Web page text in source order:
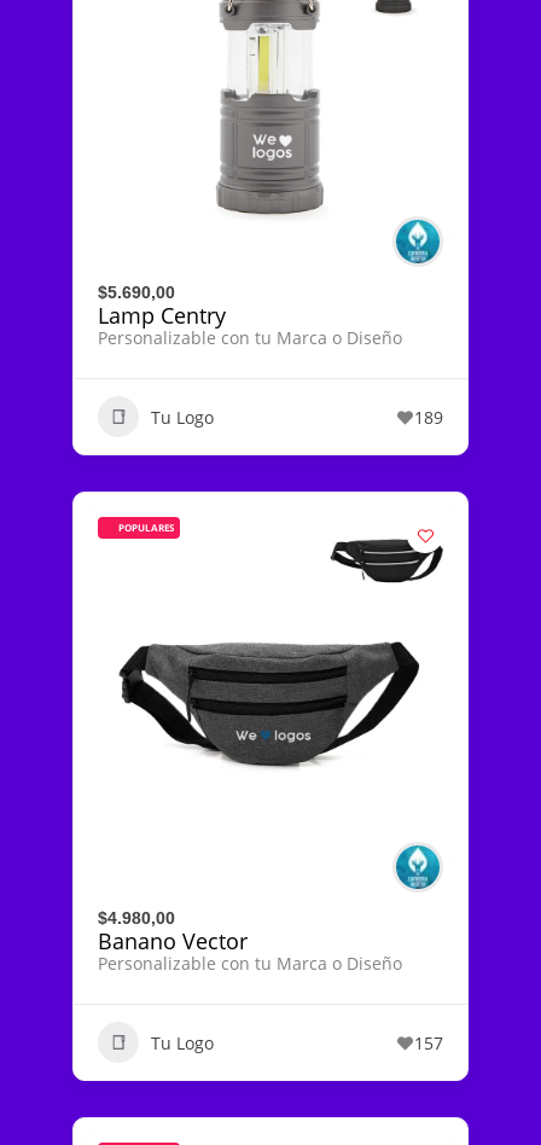
$5.690,00
Lamp Centry
Personalizable con tu Marca o Diseño
Tu Logo 189
POPULARES
$4.980,00
Banano Vector
Personalizable con tu Marca o Diseño
Tu Logo 157